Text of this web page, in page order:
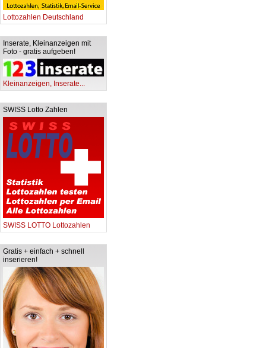
Lottozahlen Deutschland
Inserate, Kleinanzeigen mit
Foto - gratis aufgeben!
Kleinanzeigen, Inserate...
SWISS Lotto Zahlen
SWISS LOTTO Lottozahlen
Gratis + einfach + schnell
inserieren!